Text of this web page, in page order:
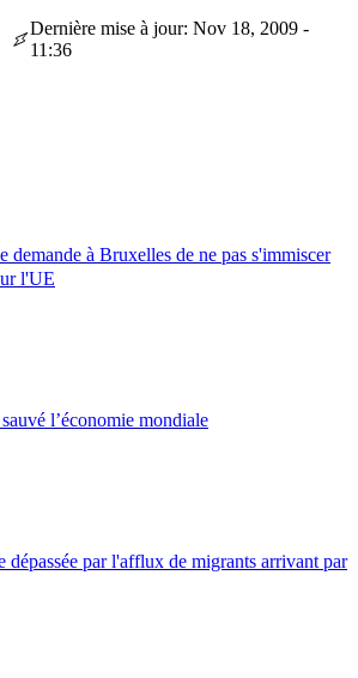
Dernière mise à jour: Nov 18, 2009 -
11:36
à Bruxelles de ne pas s'immiscer
l'UE
l’économie mondiale
dépassée par l'afflux de migrants arrivant par